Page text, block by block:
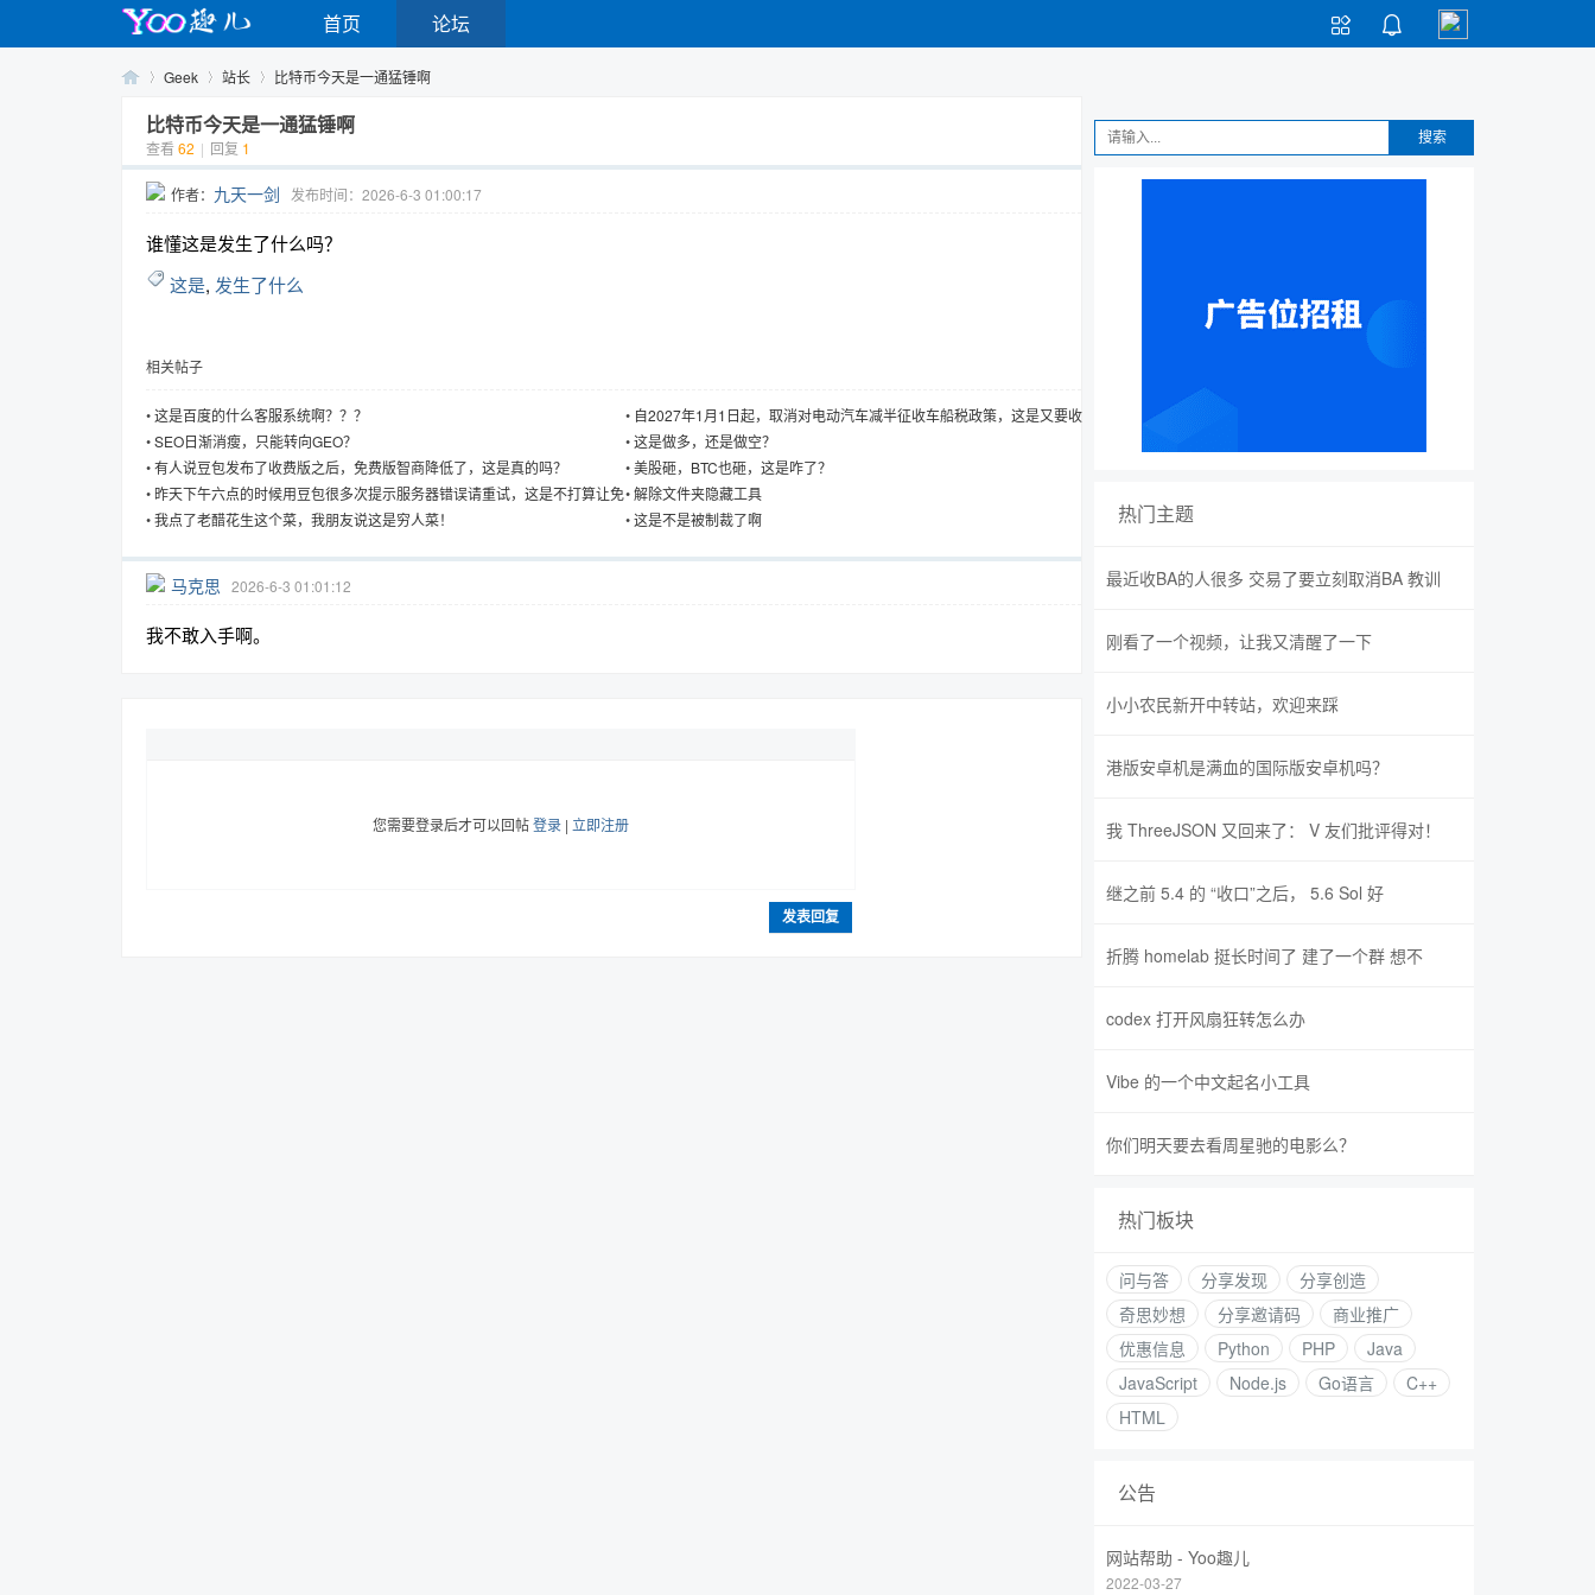


首页 论坛
Geek 站长 比特币今天是一通猛锤啊
比特币今天是一通猛锤啊
查看 62 | 回复 1
作者： 九天一剑 发布时间：2026-6-3 01:00:17
谁懂这是发生了什么吗？
这是, 发生了什么
相关帖子
•这是百度的什么客服系统啊？？？ • 自2027年1月1日起，取消对电动汽车减半征收车船税政策，这是又要收割
了吗
•SEO日渐消瘦，只能转向GEO？ •这是做多，还是做空？
•有人说豆包发布了收费版之后，免费版智商降低了，这是真的吗？ •美股砸，BTC也砸，这是咋了？
• 昨天下午六点的时候用豆包很多次提示服务器错误请重试，这是不打算让免
费用户用了吗
•解除文件夹隐藏工具
•我点了老醋花生这个菜，我朋友说这是穷人菜！ •这是不是被制裁了啊
马克思 2026-6-3 01:01:12
我不敢入手啊。
您需要登录后才可以回帖登录 | 立即注册
发表回复
搜索
热门主题
最近收BA的人很多 交易了要立刻取消BA 教训
刚看了一个视频，让我又清醒了一下
小小农民新开中转站，欢迎来踩
港版安卓机是满血的国际版安卓机吗？
我 ThreeJSON 又回来了： V 友们批评得对！
继之前 5.4 的 “收口”之后， 5.6 Sol 好
折腾 homelab 挺长时间了 建了一个群 想不
codex 打开风扇狂转怎么办
Vibe 的一个中文起名小工具
你们明天要去看周星驰的电影么？
热门板块
问与答 分享发现
分享创造
奇思妙想
分享邀请码
商业推广
优惠信息
Python PHP
Java
JavaScript
Node.js Go语言
C++
HTML
公告
网站帮助 - Yoo趣儿
2022-03-27